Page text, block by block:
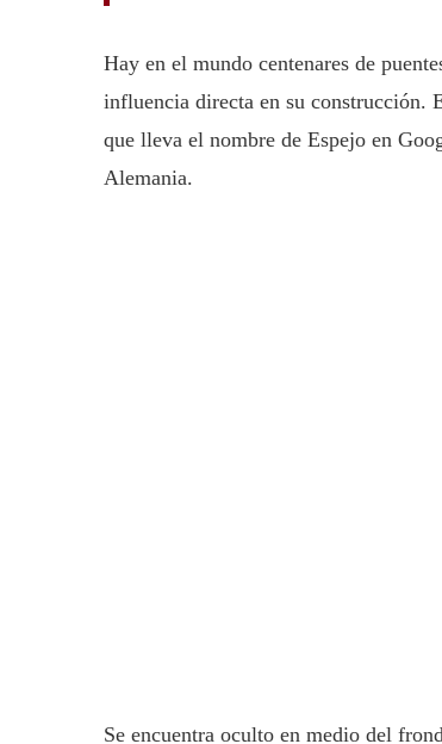
Hay en el mundo centenares de
influencia directa en su construcción.
que lleva el nombre de Espejo en
Alemania.
Se encuentra oculto en medio del